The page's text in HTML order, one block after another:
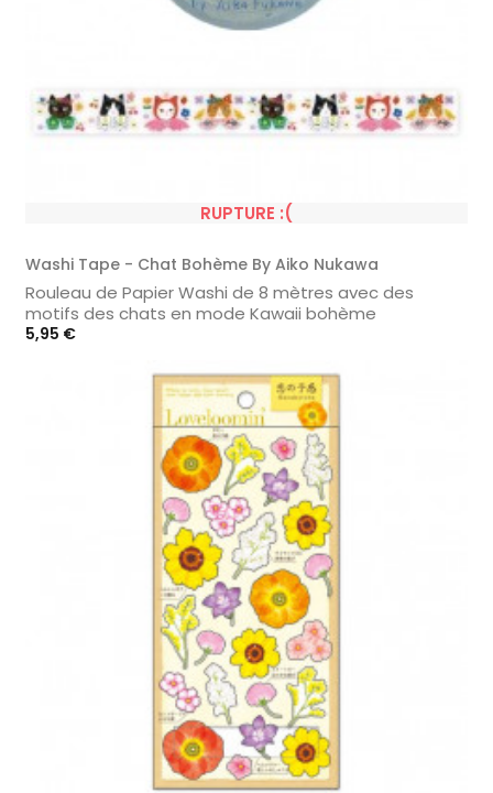
RUPTURE :(
Washi Tape - Chat Bohème By Aiko Nukawa
Rouleau de Papier Washi de 8 mètres avec des
motifs des chats en mode Kawaii bohème
Prix
5,95 €